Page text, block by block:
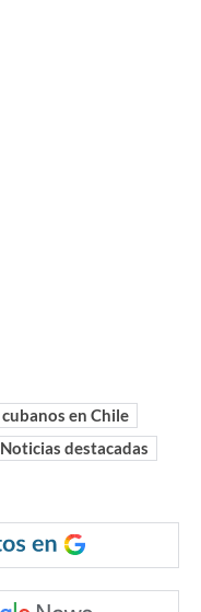
cubanos en Chile
Noticias destacadas